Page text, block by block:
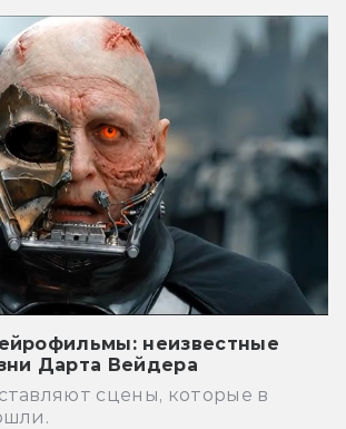
неизвестные
Дарта Вейдера
сцены, которые в